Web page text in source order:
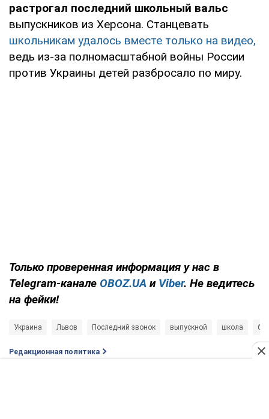
растрогал последний школьный вальс
выпускников из Херсона. Станцевать
школьникам удалось вместе только на видео,
ведь из-за полномасштабной войны России
против Украины детей разбросало по миру.
Только проверенная информация у нас в
Telegram-канале OBOZ.UA и Viber. Не ведитесь
на фейки!
Украина Львов Последний звонок выпускной школа
Редакционная политика